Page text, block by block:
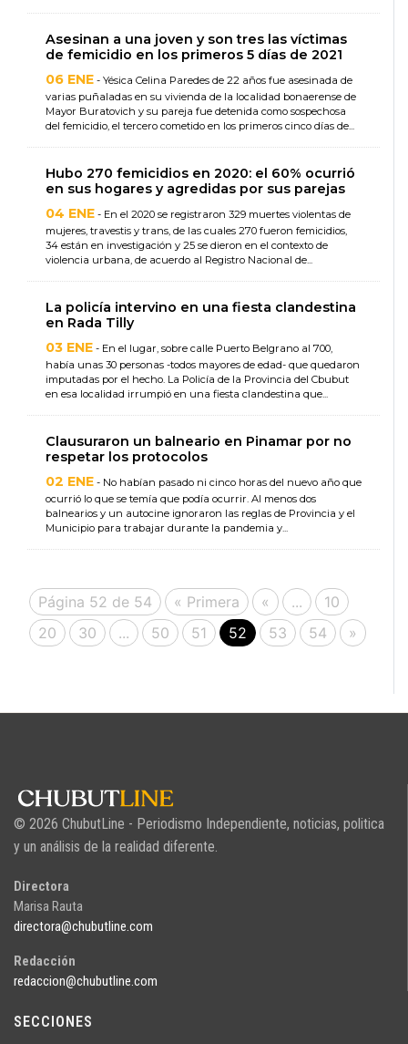
Asesinan a una joven y son tres las víctimas
de femicidio en los primeros 5 días de 2021
06 ENE - Yésica Celina Paredes de 22 años fue asesinada de
varias puñaladas en su vivienda de la localidad bonaerense de
Mayor Buratovich y su pareja fue detenida como sospechosa
del femicidio, el tercero cometido en los primeros cinco días de...
Hubo 270 femicidios en 2020: el 60% ocurrió
en sus hogares y agredidas por sus parejas
04 ENE - En el 2020 se registraron 329 muertes violentas de
mujeres, travestis y trans, de las cuales 270 fueron femicidios,
34 están en investigación y 25 se dieron en el contexto de
violencia urbana, de acuerdo al Registro Nacional de...
La policía intervino en una fiesta clandestina
en Rada Tilly
03 ENE - En el lugar, sobre calle Puerto Belgrano al 700,
había unas 30 personas -todos mayores de edad- que quedaron
imputadas por el hecho. La Policía de la Provincia del Cbubut
en esa localidad irrumpió en una fiesta clandestina que...
Clausuraron un balneario en Pinamar por no
respetar los protocolos
02 ENE - No habían pasado ni cinco horas del nuevo año que
ocurrió lo que se temía que podía ocurrir. Al menos dos
balnearios y un autocine ignoraron las reglas de Provincia y el
Municipio para trabajar durante la pandemia y...
Página 52 de 54 « Primera « ...
10
20
30 ... 50 51 52 53 54 »
© 2026 ChubutLine - Periodismo Independiente, noticias, politica
y un análisis de la realidad diferente.
Directora
Marisa Rauta
directora@chubutline.com
Redacción
redaccion@chubutline.com
SECCIONES